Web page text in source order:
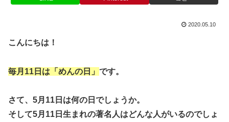
2020.05.10
こんにちは！
毎月11日は「めんの日」 です。
さて、5月11日は何の日でしょうか。
そして5月11日生まれの著名人はどんな人がいるのでしょ